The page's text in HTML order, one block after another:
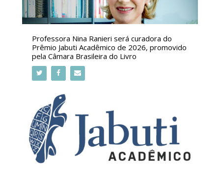
Professora Nina Ranieri será curadora do
Prêmio Jabuti Acadêmico de 2026, promovido
pela Câmara Brasileira do Livro